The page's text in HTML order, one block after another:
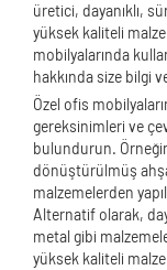
üretici, dayanıklı,
yüksek kaliteli
mobilyalarında
hakkında size bilgi
Özel ofis
gereksinimleri ve
bulundurun.
dönüştürülmüş
malzemelerden
Alternatif olarak,
metal gibi
yüksek kaliteli